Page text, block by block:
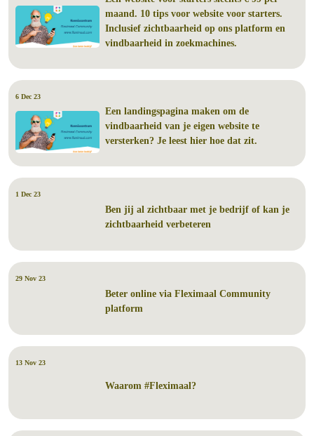
maand. 10 tips voor website voor starters.
Inclusief zichtbaarheid op ons platform en
vindbaarheid in zoekmachines.
6 Dec 23
Een landingspagina maken om de
vindbaarheid van je eigen website te
versterken? Je leest hier hoe dat zit.
1 Dec 23
Ben jij al zichtbaar met je bedrijf of kan je
zichtbaarheid verbeteren
29 Nov 23
Beter online via Fleximaal Community
platform
13 Nov 23
Waarom #Fleximaal?